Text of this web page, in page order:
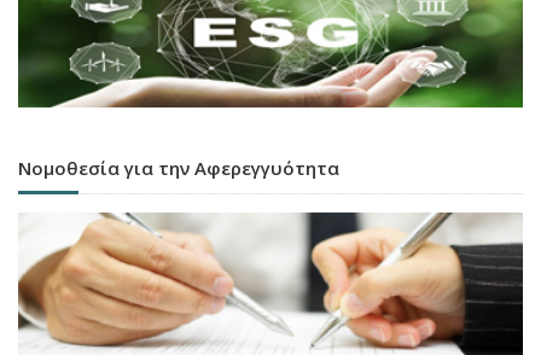
Νομοθεσία για την Αφερεγγυότητα